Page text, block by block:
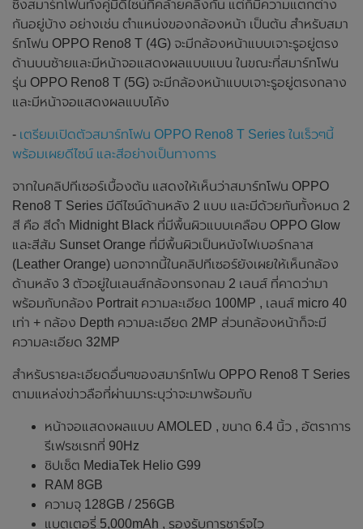
ซึ่งสมาร์ทโฟนทั้งคู่มีดีไซน์ที่คล้ายคลึงกัน แต่ก็มีความแตกต่าง
กันอยู่บ้าง อย่างเช่น ตำแหน่งของกล้องหน้า เป็นต้น สำหรับสมา
ร์ทโฟน OPPO Reno8 T (4G) จะมีกล้องหน้าแบบเจาะรูอยู่ตรง
ด้านบนซ้ายและมีหน้าจอแสดงผลแบบแบน ในขณะที่สมาร์ทโฟน
รุ่น OPPO Reno8 T (5G) จะมีกล้องหน้าแบบเจาะรูอยู่ตรงกลาง
และมีหน้าจอแสดงผลแบบโค้ง
- เตรียมเปิดตัวสมาร์ทโฟน OPPO Reno8 T Series ในเร็วๆนี้
พร้อมเผยดีไซน์ และสีอย่างเป็นทางการ
จากในคลิปทีเซอร์เบื้องต้น แสดงให้เห็นว่าสมาร์ทโฟน OPPO
Reno8 T Series มีดีไซน์ด้านหลัง 2 แบบ และมีด้วยกันทั้งหมด 2
สี คือ สีดำ Midnight Black ที่มีพื้นผิวแบบเคลือบ OPPO Glow
และสีส้ม Sunset Orange ที่มีพื้นผิวเป็นหนังไฟเบอร์กลาส
(Leather Orange) นอกจากนี้ในคลิปทีเซอร์ยังเผยให้เห็นกล้อง
ด้านหลัง 3 ตัวอยู่ในเลนส์กล้องทรงกลม 2 เลนส์ ที่คาดว่ามา
พร้อมกับกล้อง Portrait ความละเอียด 100MP , เลนส์ micro 40
เท่า + กล้อง Depth ความละเอียด 2MP ส่วนกล้องหน้าก็จะมี
ความละเอียด 32MP
สำหรับรายละเอียดอื่นๆของสมาร์ทโฟน OPPO Reno8 T Series
ตามแหล่งข่าวลือที่ผ่านมาระบุว่าจะมาพร้อมกับ
หน้าจอแสดงผลแบบ AMOLED , ขนาด 6.4 นิ้ว , อัตราการ
รีเฟรชเรทที่ 90Hz
ชิปเซ็ต MediaTek Helio G99
RAM 8GB
ความจุ 128GB / 256GB
แบตเตอรี่ 5,000mAh , รองรับการชาร์จไว